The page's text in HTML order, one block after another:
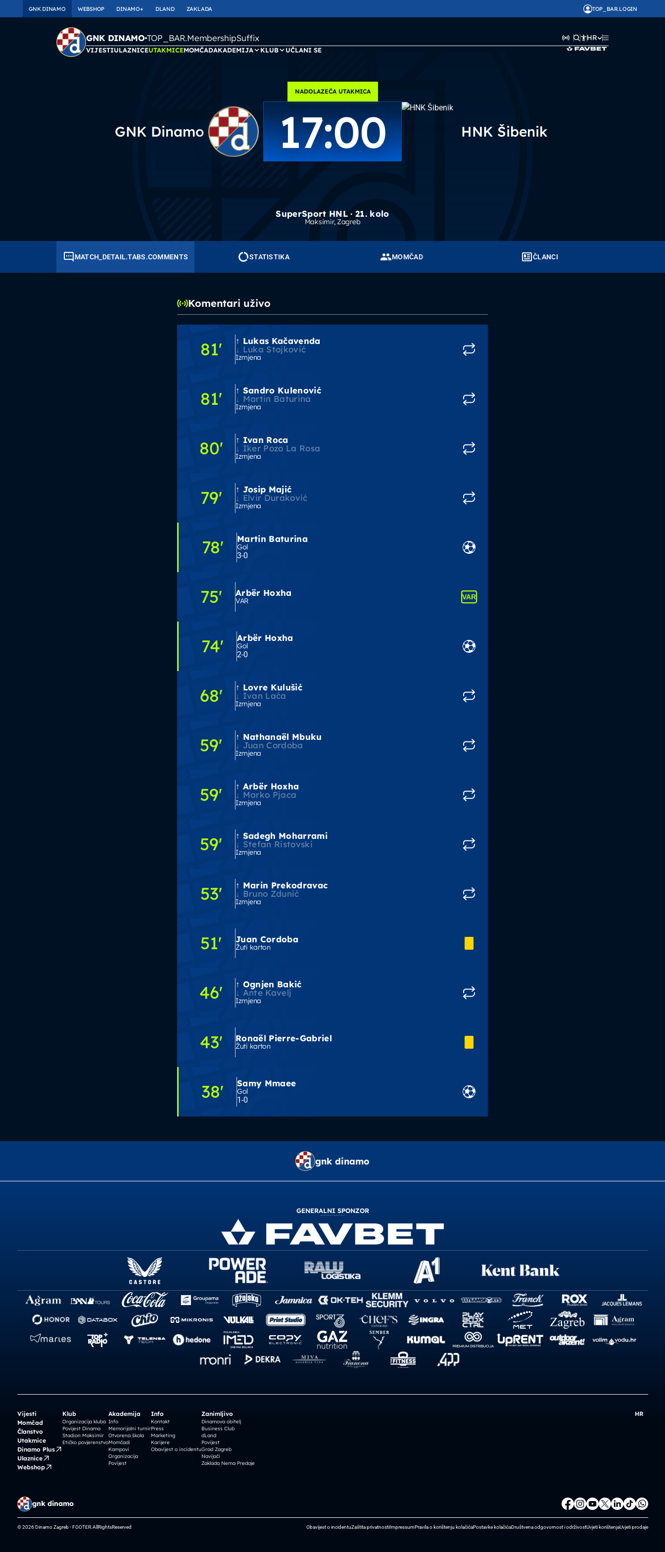
GNK DINAMO WEBSHOP DINAMO+ DLAND ZAKLADA TOP_BAR.LOGIN
GNK DINAMO TOP_BAR.MembershipSuffix HR
VIJESTIULAZNICEUTAKMICEMOMČADAKADEMIJA KLUB UČLANI SE
NADOLAZEĆA UTAKMICA
GNK Dinamo 17:00 HNK Šibenik
SuperSport HNL · 21. kolo
Maksimir, Zagreb
MATCH_DETAIL.TABS.COMMENTS STATISTIKA MOMČAD ČLANCI
Komentari uživo
81'
Lukas Kačavenda
Luka Stojković
Izmjena
81'
Sandro Kulenović
Martin Baturina
Izmjena
80'
Ivan Roca
Iker Pozo La Rosa
Izmjena
79'
Josip Majić
Elvir Duraković
Izmjena
78' Martin Baturina
Gol
3-0
75' Arbër Hoxha
VAR
74' Arbër Hoxha
Gol
2-0
68'
Lovre Kulušić
Ivan Laća
Izmjena
59'
Nathanaël Mbuku
Juan Cordoba
Izmjena
59'
Arbër Hoxha
Marko Pjaca
Izmjena
59'
Sadegh Moharrami
Stefan Ristovski
Izmjena
53'
Marin Prekodravac
Bruno Zdunić
Izmjena
51' Juan Cordoba
Žuti karton
46'
Ognjen Bakić
Ante Kavelj
Izmjena
43' Ronaël Pierre-Gabriel
Žuti karton
38' Samy Mmaee
Gol
1-0
gnk dinamo
GENERALNI SPONZOR
Vijesti
Momčad
Članstvo
Utakmice
Dinamo Plus
Ulaznice
Webshop
Klub
Organizacija kluba
Povijest Dinama
Stadion Maksimir
Etičko povjerenstvo
Akademija
Info
Memorijalni turnir
Otvorena škola
Momčadi
Kampovi
Organizacija
Povijest
Info
Kontakt
Press
Marketing
Karijere
Obavijest o incidentu
Zanimljivo
Dinamova obitelj
Business Club
dLand
Povijest
Grad Zagreb
Navijači
Zaklada Nema Predaje
HR
gnk dinamo
© 2026 Dinamo Zagreb - FOOTER.AllRightsReserved Obavijest o incidentuZaštita privatnostiImpressumPravila o korištenju kolačićaPostavke kolačićaDruštvena odgovornost i održivostUvjeti korištenjaUvjeti prodaje